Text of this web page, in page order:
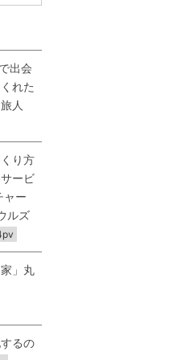
出会
れた
人
り方
ービ
ャー
ルズ
」丸
るの